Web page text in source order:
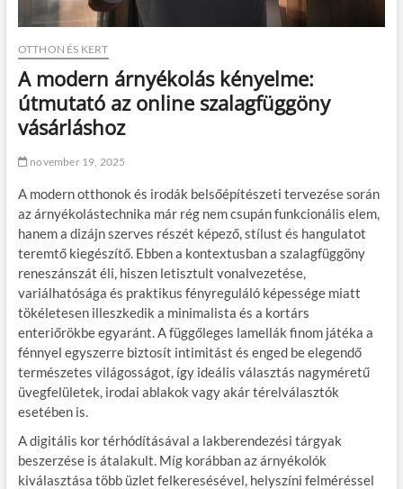
OTTHON ÉS KERT
A modern árnyékolás kényelme:
útmutató az online szalagfüggöny
vásárláshoz
november 19, 2025
A modern otthonok és irodák belsőépítészeti tervezése során
az árnyékolástechnika már rég nem csupán funkcionális elem,
hanem a dizájn szerves részét képező, stílust és hangulatot
teremtő kiegészítő. Ebben a kontextusban a szalagfüggöny
reneszánszát éli, hiszen letisztult vonalvezetése,
variálhatósága és praktikus fényreguláló képessége miatt
tökéletesen illeszkedik a minimalista és a kortárs
enteriőrökbe egyaránt. A függőleges lamellák finom játéka a
fénnyel egyszerre biztosít intimitást és enged be elegendő
természetes világosságot, így ideális választás nagyméretű
üvegfelületek, irodai ablakok vagy akár térelválasztók
esetében is.
A digitális kor térhódításával a lakberendezési tárgyak
beszerzése is átalakult. Míg korábban az árnyékolók
kiválasztása több üzlet felkeresésével, helyszíni felméréssel